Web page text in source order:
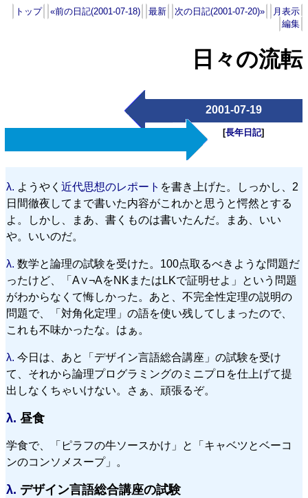
トップ «前の日記(2001-07-18) 最新 次の日記(2001-07-20)»
月表示
編集
日々の流転
2001-07-19
[長年日記]
λ. ようやく 近代思想のレポート を書き上げた。しっかし、2
日間徹夜してまで書いた内容がこれかと思うと愕然とする
よ。しかし、まあ、書くものは書いたんだ。まあ、いい
や。いいのだ。
λ. 数学と論理の試験を受けた。100点取るべきような問題だ
ったけど、「A∨¬AをNKまたはLKで証明せよ」という問題
がわからなくて悔しかった。あと、不完全性定理の説明の
問題で、「対角化定理」の語を使い残してしまったので、
これも不味かったな。はぁ。
λ. 今日は、あと「デザイン言語総合講座」の試験を受け
て、それから論理プログラミングのミニプロを仕上げて提
出しなくちゃいけない。さぁ、頑張るぞ。
λ. 昼食
学食で、「ピラフの牛ソースかけ」と「キャベツとベーコ
ンのコンソメスープ」。
λ. デザイン言語総合講座の試験